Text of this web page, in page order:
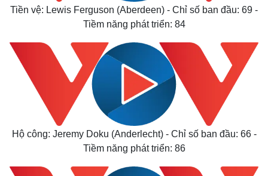
Chứng khoán
Giá cà phê
Tiền vệ: Lewis Ferguson (Aberdeen) - Chỉ số ban đầu: 69 -
Tiềm năng phát triển: 84
Hộ công: Jeremy Doku (Anderlecht) - Chỉ số ban đầu: 66 -
Tiềm năng phát triển: 86